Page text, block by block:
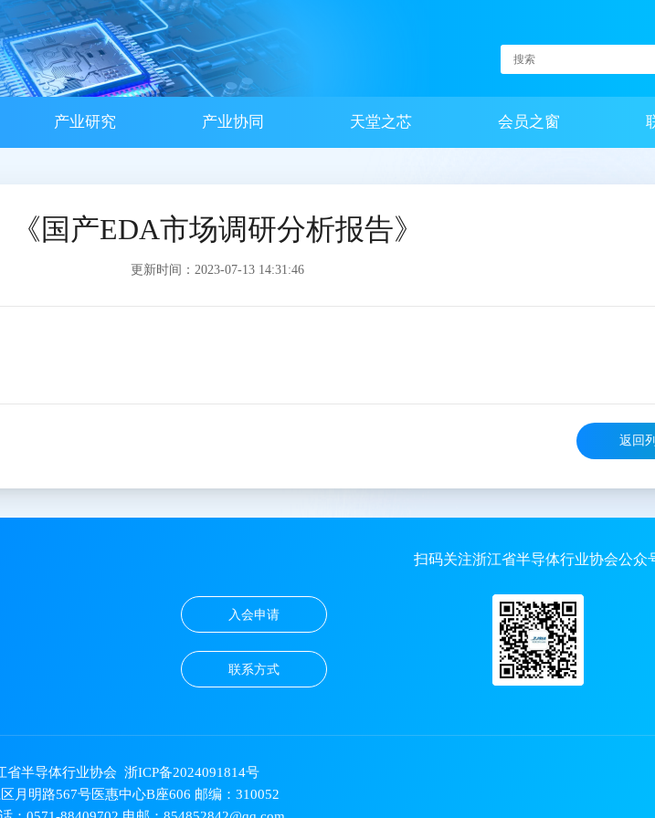
产业研究 产业协同 天堂之芯 会员之窗
《国产EDA市场调研分析报告》
更新时间：2023-07-13 14:31:46
返回
入会申请
联系方式
扫码关注浙江省半导体行业协会公众
省半导体行业协会 浙ICP备2024091814号
月明路567号医惠中心B座606 邮编：310052